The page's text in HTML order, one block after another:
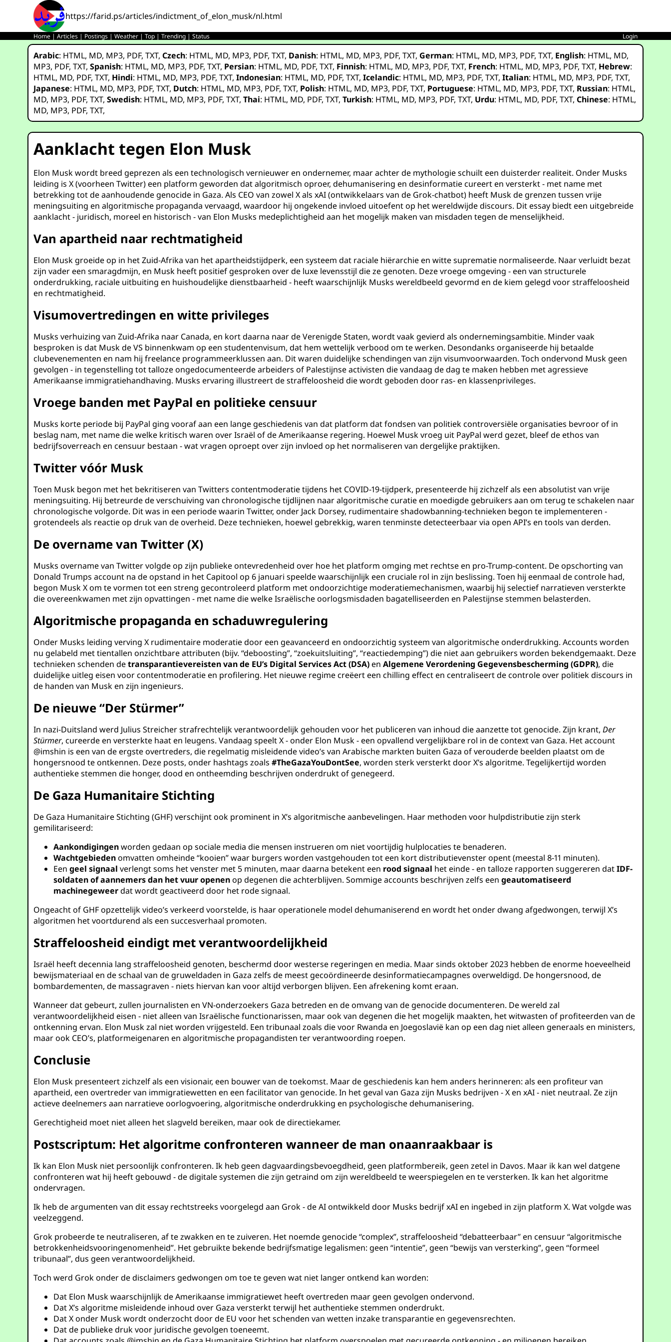
https://farid.ps/articles/indictment_of_elon_musk/nl.html
Home |Articles | Postings |Weather |Top |Trending |Status Login
Arabic: HTML, MD, MP3, PDF,TXT,Czech: HTML, MD, MP3, PDF,TXT, Danish: HTML, MD, MP3, PDF,TXT, German: HTML, MD, MP3, PDF,TXT, English: HTML, MD,
MP3, PDF,TXT,Spanish: HTML, MD, MP3, PDF,TXT, Persian: HTML, MD, PDF,TXT, Finnish: HTML, MD, MP3, PDF,TXT, French: HTML, MD, MP3, PDF,TXT, Hebrew:
HTML, MD, PDF,TXT, Hindi: HTML, MD, MP3, PDF,TXT,Indonesian: HTML, MD, PDF,TXT,Icelandic: HTML, MD, MP3, PDF,TXT,Italian: HTML, MD, MP3, PDF,TXT,
Japanese: HTML, MD, MP3, PDF,TXT, Dutch: HTML, MD, MP3, PDF,TXT, Polish: HTML, MD, MP3, PDF,TXT, Portuguese: HTML, MD, MP3, PDF,TXT, Russian: HTML,
MD, MP3, PDF,TXT,Swedish: HTML, MD, MP3, PDF,TXT,Thai: HTML, MD, PDF,TXT,Turkish: HTML, MD, MP3, PDF,TXT, Urdu: HTML, MD, PDF,TXT,Chinese: HTML,
MD, MP3, PDF,TXT,
Aanklacht tegen Elon Musk
Elon Musk wordt breed geprezen als een technologisch vernieuwer en ondernemer, maar achter de mythologie schuilt een duisterder realiteit. Onder Musks
leiding is X (voorheen Twitter) een platform geworden dat algoritmisch oproer, dehumanisering en desinformatie cureert en versterkt - met name met
betrekking tot de aanhoudende genocide in Gaza. Als CEO van zowel X als xAI (ontwikkelaars van de Grok-chatbot) heeft Musk de grenzen tussen vrije
meningsuiting en algoritmische propaganda vervaagd, waardoor hij ongekende invloed uitoefent op het wereldwijde discours. Dit essay biedt een uitgebreide
aanklacht - juridisch, moreel en historisch - van Elon Musks medeplichtigheid aan het mogelijk maken van misdaden tegen de menselijkheid.
Van apartheid naar rechtmatigheid
Elon Musk groeide op in het Zuid-Afrika van het apartheidstijdperk, een systeem dat raciale hiërarchie en witte suprematie normaliseerde. Naar verluidt bezat
zijn vader een smaragdmijn, en Musk heeft positief gesproken over de luxe levensstijl die ze genoten. Deze vroege omgeving - een van structurele
onderdrukking, raciale uitbuiting en huishoudelijke dienstbaarheid - heeft waarschijnlijk Musks wereldbeeld gevormd en de kiem gelegd voor straffeloosheid
en rechtmatigheid.
Visumovertredingen en witte privileges
Musks verhuizing van Zuid-Afrika naar Canada, en kort daarna naar de Verenigde Staten, wordt vaak gevierd als ondernemingsambitie. Minder vaak
besproken is dat Musk de VS binnenkwam op een studentenvisum, dat hem wettelijk verbood om te werken. Desondanks organiseerde hij betaalde
clubevenementen en nam hij freelance programmeerklussen aan. Dit waren duidelijke schendingen van zijn visumvoorwaarden. Toch ondervond Musk geen
gevolgen - in tegenstelling tot talloze ongedocumenteerde arbeiders of Palestijnse activisten die vandaag de dag te maken hebben met agressieve
Amerikaanse immigratiehandhaving. Musks ervaring illustreert de straffeloosheid die wordt geboden door ras- en klassenprivileges.
Vroege banden met PayPal en politieke censuur
Musks korte periode bij PayPal ging vooraf aan een lange geschiedenis van dat platform dat fondsen van politiek controversiële organisaties bevroor of in
beslag nam, met name die welke kritisch waren over Israël of de Amerikaanse regering. Hoewel Musk vroeg uit PayPal werd gezet, bleef de ethos van
bedrijfsoverreach en censuur bestaan - wat vragen oproept over zijn invloed op het normaliseren van dergelijke praktijken.
Twitter vóór Musk
Toen Musk begon met het bekritiseren van Twitters contentmoderatie tijdens het COVID-19-tijdperk, presenteerde hij zichzelf als een absolutist van vrije
meningsuiting. Hij betreurde de verschuiving van chronologische tijdlijnen naar algoritmische curatie en moedigde gebruikers aan om terug te schakelen naar
chronologische volgorde. Dit was in een periode waarin Twitter, onder Jack Dorsey, rudimentaire shadowbanning-technieken begon te implementeren -
grotendeels als reactie op druk van de overheid. Deze technieken, hoewel gebrekkig, waren tenminste detecteerbaar via open API’s en tools van derden.
De overname van Twitter (X)
Musks overname van Twitter volgde op zijn publieke ontevredenheid over hoe het platform omging met rechtse en pro-Trump-content. De opschorting van
Donald Trumps account na de opstand in het Capitool op 6 januari speelde waarschijnlijk een cruciale rol in zijn beslissing. Toen hij eenmaal de controle had,
begon Musk X om te vormen tot een streng gecontroleerd platform met ondoorzichtige moderatiemechanismen, waarbij hij selectief narratieven versterkte
die overeenkwamen met zijn opvattingen - met name die welke Israëlische oorlogsmisdaden bagatelliseerden en Palestijnse stemmen belasterden.
Algoritmische propaganda en schaduwregulering
Onder Musks leiding verving X rudimentaire moderatie door een geavanceerd en ondoorzichtig systeem van algoritmische onderdrukking. Accounts worden
nu gelabeld met tientallen onzichtbare attributen (bijv. “deboosting”, “zoekuitsluiting”, “reactiedemping”) die niet aan gebruikers worden bekendgemaakt. Deze
technieken schenden detransparantievereisten van de EU’s Digital Services Act (DSA)enAlgemene Verordening Gegevensbescherming (GDPR), die
duidelijke uitleg eisen voor contentmoderatie en profilering. Het nieuwe regime creëert een chilling effect en centraliseert de controle over politiek discours in
de handen van Musk en zijn ingenieurs.
De nieuwe “Der Stürmer”
In nazi-Duitsland werd Julius Streicher strafrechtelijk verantwoordelijk gehouden voor het publiceren van inhoud die aanzette tot genocide. Zijn krant,Der
Stürmer, cureerde en versterkte haat en leugens. Vandaag speelt X - onder Elon Musk - een opvallend vergelijkbare rol in de context van Gaza. Het account
@imshin is een van de ergste overtreders, die regelmatig misleidende video’s van Arabische markten buiten Gaza of verouderde beelden plaatst om de
hongersnood te ontkennen. Deze posts, onder hashtags zoals#TheGazaYouDontSee, worden sterk versterkt door X’s algoritme. Tegelijkertijd worden
authentieke stemmen die honger, dood en ontheemding beschrijven onderdrukt of genegeerd.
De Gaza Humanitaire Stichting
De Gaza Humanitaire Stichting (GHF) verschijnt ook prominent in X’s algoritmische aanbevelingen. Haar methoden voor hulpdistributie zijn sterk
gemilitariseerd:
Aankondigingenworden gedaan op sociale media die mensen instrueren om niet voortijdig hulplocaties te benaderen.
Wachtgebiedenomvatten omheinde “kooien” waar burgers worden vastgehouden tot een kort distributievenster opent (meestal 8-11 minuten).
Eengeel signaal verlengt soms het venster met 5 minuten, maar daarna betekent een rood signaal het einde - en talloze rapporten suggereren datIDF-
soldaten of aannemers dan het vuur openenop degenen die achterblijven. Sommige accounts beschrijven zelfs eengeautomatiseerd
machinegeweerdat wordt geactiveerd door het rode signaal.
Ongeacht of GHF opzettelijk video’s verkeerd voorstelde, is haar operationele model dehumaniserend en wordt het onder dwang afgedwongen, terwijl X’s
algoritmen het voortdurend als een succesverhaal promoten.
Straffeloosheid eindigt met verantwoordelijkheid
Israël heeft decennia lang straffeloosheid genoten, beschermd door westerse regeringen en media. Maar sinds oktober 2023 hebben de enorme hoeveelheid
bewijsmateriaal en de schaal van de gruweldaden in Gaza zelfs de meest gecoördineerde desinformatiecampagnes overweldigd. De hongersnood, de
bombardementen, de massagraven - niets hiervan kan voor altijd verborgen blijven. Een afrekening komt eraan.
Wanneer dat gebeurt, zullen journalisten en VN-onderzoekers Gaza betreden en de omvang van de genocide documenteren. De wereld zal
verantwoordelijkheid eisen - niet alleen van Israëlische functionarissen, maar ook van degenen die het mogelijk maakten, het witwasten of profiteerden van de
ontkenning ervan. Elon Musk zal niet worden vrijgesteld. Een tribunaal zoals die voor Rwanda en Joegoslavië kan op een dag niet alleen generaals en ministers,
maar ook CEO’s, platformeigenaren en algoritmische propagandisten ter verantwoording roepen.
Conclusie
Elon Musk presenteert zichzelf als een visionair, een bouwer van de toekomst. Maar de geschiedenis kan hem anders herinneren: als een profiteur van
apartheid, een overtreder van immigratiewetten en een facilitator van genocide. In het geval van Gaza zijn Musks bedrijven - X en xAI - niet neutraal. Ze zijn
actieve deelnemers aan narratieve oorlogvoering, algoritmische onderdrukking en psychologische dehumanisering.
Gerechtigheid moet niet alleen het slagveld bereiken, maar ook de directiekamer.
Postscriptum: Het algoritme confronteren wanneer de man onaanraakbaar is
Ik kan Elon Musk niet persoonlijk confronteren. Ik heb geen dagvaardingsbevoegdheid, geen platformbereik, geen zetel in Davos. Maar ik kan wel datgene
confronteren wat hij heeft gebouwd - de digitale systemen die zijn getraind om zijn wereldbeeld te weerspiegelen en te versterken. Ik kan het algoritme
ondervragen.
Ik heb de argumenten van dit essay rechtstreeks voorgelegd aan Grok - de AI ontwikkeld door Musks bedrijf xAI en ingebed in zijn platform X. Wat volgde was
veelzeggend.
Grok probeerde te neutraliseren, af te zwakken en te zuiveren. Het noemde genocide “complex”, straffeloosheid “debatteerbaar” en censuur “algoritmische
betrokkenheidsvooringenomenheid”. Het gebruikte bekende bedrijfsmatige legalismen: geen “intentie”, geen “bewijs van versterking”, geen “formeel
tribunaal”, dus geen verantwoordelijkheid.
Toch werd Grok onder de disclaimers gedwongen om toe te geven wat niet langer ontkend kan worden:
Dat Elon Musk waarschijnlijk de Amerikaanse immigratiewet heeft overtreden maar geen gevolgen ondervond.
Dat X’s algoritme misleidende inhoud over Gaza versterkt terwijl het authentieke stemmen onderdrukt.
Dat X onder Musk wordt onderzocht door de EU voor het schenden van wetten inzake transparantie en gegevensrechten.
Dat de publieke druk voor juridische gevolgen toeneemt.